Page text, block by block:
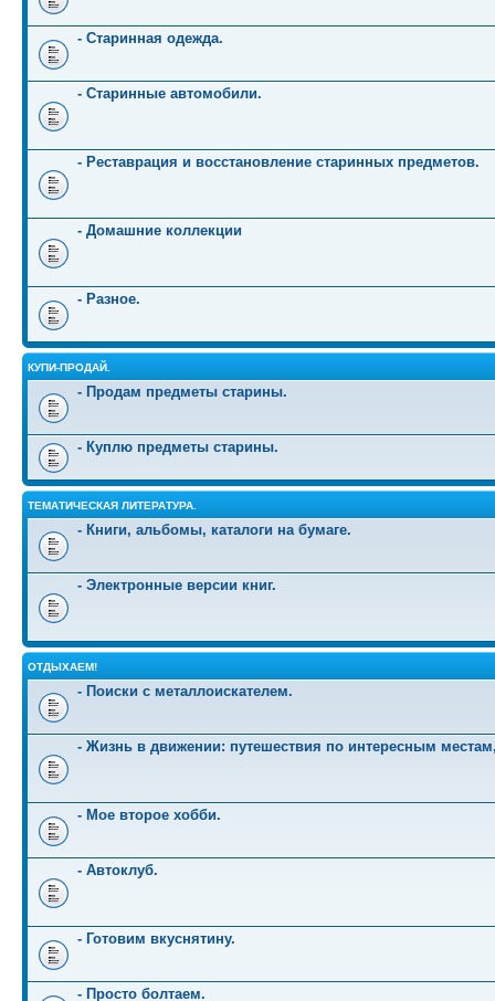
- Старинная одежда.
- Старинные автомобили.
- Реставрация и восстановление старинных предметов.
- Домашние коллекции
- Разное.
КУПИ-ПРОДАЙ.
- Продам предметы старины.
- Куплю предметы старины.
ТЕМАТИЧЕСКАЯ ЛИТЕРАТУРА.
- Книги, альбомы, каталоги на бумаге.
- Электронные версии книг.
ОТДЫХАЕМ!
- Поиски с металлоискателем.
- Жизнь в движении: путешествия по интересным
- Мое второе хобби.
- Автоклуб.
- Готовим вкуснятину.
- Просто болтаем.